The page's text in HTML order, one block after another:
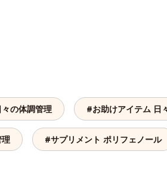
の体調管理 #お助けアイテム 日
#サプリメント ポリフェノール